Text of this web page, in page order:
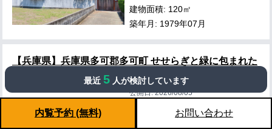
建物面積: 120㎡
築年月: 1979年07月
【兵庫県】兵庫県多可郡多可町 せせらぎと緑に包まれた
公開日:2026/08/05
万円
最近 5 人が検討しています
内覧予約 (無料) お問い合わせ